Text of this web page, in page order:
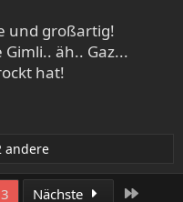
und großartig!
äh.. Gaz...
hat!
andere
Nächste